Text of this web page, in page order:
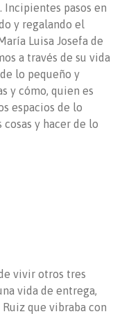
Incipientes pasos en
y regalando el
Luisa Josefa de
a través de su vida
lo pequeño y
y cómo, quien es
espacios de lo
y hacer de lo
vivir otros tres
vida de entrega,
que vibraba con